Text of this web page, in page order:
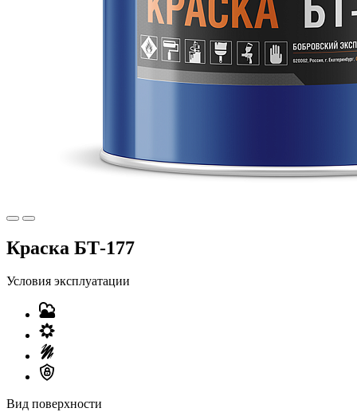
Краска БТ-177
Условия эксплуатации
Вид поверхности